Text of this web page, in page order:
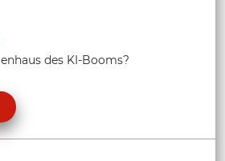
des KI-Booms?